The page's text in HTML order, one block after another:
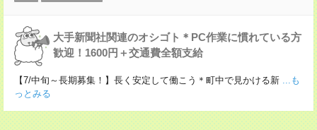
大手新聞社関連のオシゴト＊PC作業に慣れている方
歓迎！1600円＋交通費全額支給
【7/中旬～長期募集！】長く安定して働こう＊町中で見かける新 ...も
っとみる